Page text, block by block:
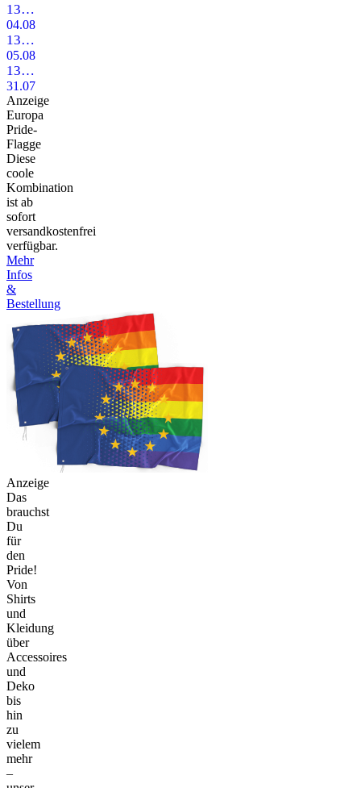
136Grad - CSD Pride Island 2017 - Bigger Better Louder
04.08.2017
136° Grad CSD Musikinsel 2016
05.08.2016
136GRAD PRIDE ISLAND 2015 CSD
31.07.2015
Anzeige
Europa
Pride-
Flagge
Diese
coole
Kombination
ist ab
sofort
versandkostenfrei
verfügbar.
Mehr
Infos
&
Bestellung
Anzeige
Das
brauchst
Du
für
den
Pride!
Von
Shirts
und
Kleidung
über
Accessoires
und
Deko
bis
hin
zu
vielem
mehr
–